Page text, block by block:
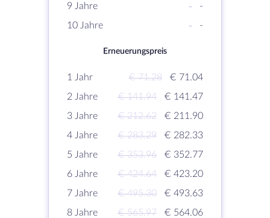
9 Jahre
-
-
10 Jahre
- -
Erneuerungspreis
1 Jahr € 71.28
€ 71.04
2 Jahre
€ 141.94
€ 141.47
3 Jahre
€ 212.62
€ 211.90
4 Jahre
€ 283.29
€ 282.33
5 Jahre
€ 353.96
€ 352.77
6 Jahre
€ 424.64
€ 423.20
7 Jahre
€ 495.30
€ 493.63
8 Jahre
€ 565.97
€ 564.06